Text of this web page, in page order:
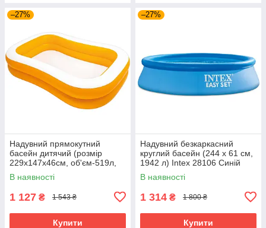
–27%
Надувний прямокутний
басейн дитячий (розмір
229х147х46см, об'єм-519л,
ремкомплект) Intex 57181
В наявності
1 127 ₴ 1 543 ₴
Купити
–27%
Надувний безкаркасний
круглий басейн (244 х 61 см,
1942 л) Intex 28106 Синій
В наявності
1 314 ₴ 1 800 ₴
Купити